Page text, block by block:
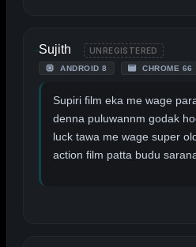
Sujith UNREGISTERED
ANDROID 8 CHROME 66
Supiri film eka me wage
denna puluwannm godak
luck tawa me wage super
action film patta budu